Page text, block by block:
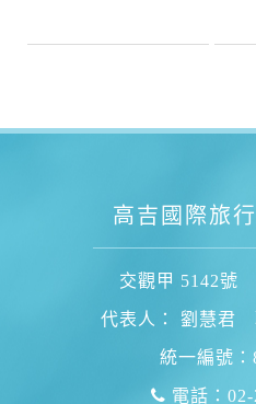
高吉國際旅
交觀甲 5142號
代表人： 劉慧君
統一編號：
電話：